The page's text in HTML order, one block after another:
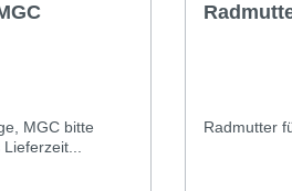
bitte
Radmutter